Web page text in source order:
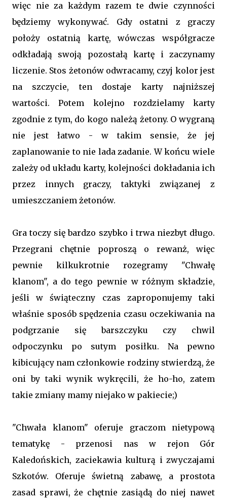
więc nie za każdym razem te dwie czynności
będziemy wykonywać. Gdy ostatni z graczy
położy ostatnią kartę, wówczas współgracze
odkładają swoją pozostałą kartę i zaczynamy
liczenie. Stos żetonów odwracamy, czyj kolor jest
na szczycie, ten dostaje karty najniższej
wartości. Potem kolejno rozdzielamy karty
zgodnie z tym, do kogo należą żetony. O wygraną
nie jest łatwo - w takim sensie, że jej
zaplanowanie to nie lada zadanie. W końcu wiele
zależy od układu karty, kolejności dokładania ich
przez innych graczy, taktyki związanej z
umieszczaniem żetonów.
Gra toczy się bardzo szybko i trwa niezbyt długo.
Przegrani chętnie poproszą o rewanż, więc
pewnie kilkukrotnie rozegramy "Chwałę
klanom", a do tego pewnie w różnym składzie,
jeśli w świąteczny czas zaproponujemy taki
właśnie sposób spędzenia czasu oczekiwania na
podgrzanie się barszczyku czy chwil
odpoczynku po sutym posiłku. Na pewno
kibicujący nam członkowie rodziny stwierdzą, że
oni by taki wynik wykręcili, że ho-ho, zatem
takie zmiany mamy niejako w pakiecie;)
"Chwała klanom" oferuje graczom nietypową
tematykę - przenosi nas w rejon Gór
Kaledońskich, zaciekawia kulturą i zwyczajami
Szkotów. Oferuje świetną zabawę, a prostota
zasad sprawi, że chętnie zasiądą do niej nawet